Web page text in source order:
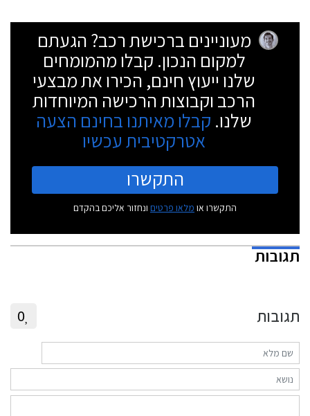
מעוניינים ברכישת רכב? הגעתם
למקום הנכון. קבלו מהמומחים
שלנו ייעוץ חינם, הכירו את מבצעי
הרכב וקבוצות הרכישה המיוחדות
שלנו. קבלו מאיתנו בחינם הצעה
אטרקטיבית עכשיו
התקשרו
התקשרו או מלאו פרטים ונחזור אליכם בהקדם
תגובות
תגובות 0